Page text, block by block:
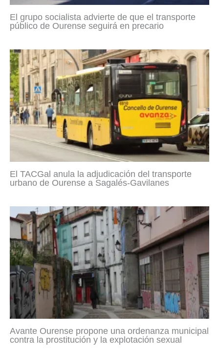
El grupo socialista advierte de que el transporte
público de Ourense seguirá en precario
El TACGal anula la adjudicación del transporte
urbano de Ourense a Sagalés-Gavilanes
Avante Ourense propone una ordenanza municipal
contra la prostitución y la explotación sexual